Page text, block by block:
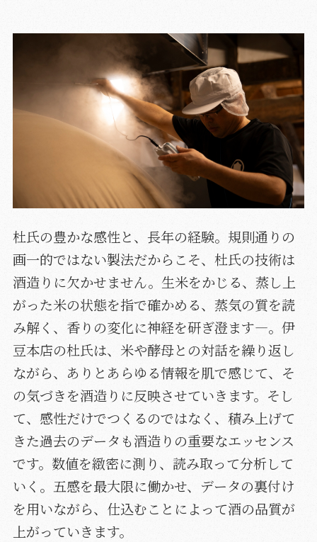
杜氏の豊かな感性と、長年の経験。規則通りの
画一的ではない製法だからこそ、杜氏の技術は
酒造りに欠かせません。生米をかじる、蒸し上
がった米の状態を指で確かめる、蒸気の質を読
み解く、香りの変化に神経を研ぎ澄ます—。伊
豆本店の杜氏は、米や酵母との対話を繰り返し
ながら、ありとあらゆる情報を肌で感じて、そ
の気づきを酒造りに反映させていきます。そし
て、感性だけでつくるのではなく、積み上げて
きた過去のデータも酒造りの重要なエッセンス
です。数値を緻密に測り、読み取って分析して
いく。五感を最大限に働かせ、データの裏付け
を用いながら、仕込むことによって酒の品質が
上がっていきます。